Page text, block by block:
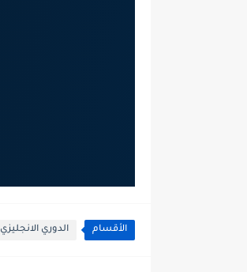
الأقسام الدوري الانجليزي 2023/2024